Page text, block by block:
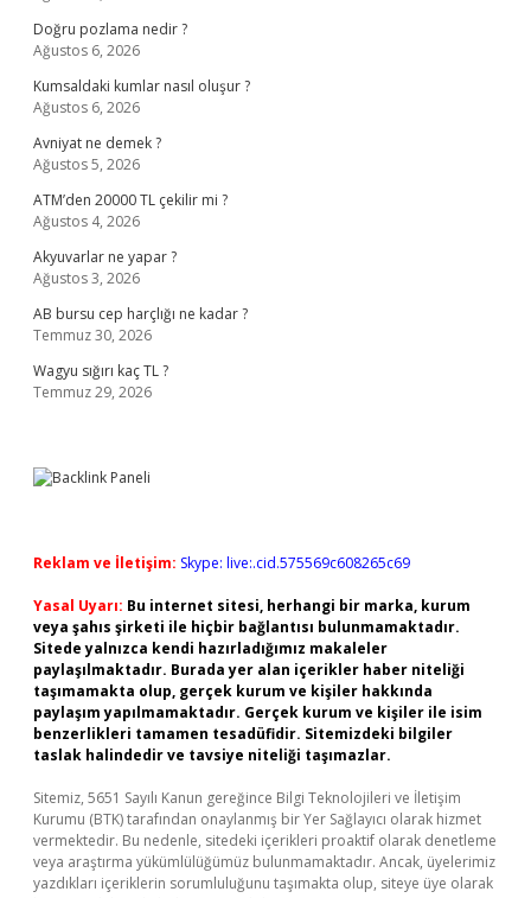
Doğru pozlama nedir ?
Ağustos 6, 2026
Kumsaldaki kumlar nasıl oluşur ?
Ağustos 6, 2026
Avniyat ne demek ?
Ağustos 5, 2026
ATM’den 20000 TL çekilir mi ?
Ağustos 4, 2026
Akyuvarlar ne yapar ?
Ağustos 3, 2026
AB bursu cep harçlığı ne kadar ?
Temmuz 30, 2026
Wagyu sığırı kaç TL ?
Temmuz 29, 2026
Reklam ve İletişim: Skype: live:.cid.575569c608265c69
Yasal Uyarı: Bu internet sitesi, herhangi bir marka, kurum
veya şahıs şirketi ile hiçbir bağlantısı bulunmamaktadır.
Sitede yalnızca kendi hazırladığımız makaleler
paylaşılmaktadır. Burada yer alan içerikler haber niteliği
taşımamakta olup, gerçek kurum ve kişiler hakkında
paylaşım yapılmamaktadır. Gerçek kurum ve kişiler ile isim
benzerlikleri tamamen tesadüfidir. Sitemizdeki bilgiler
taslak halindedir ve tavsiye niteliği taşımazlar.
Sitemiz, 5651 Sayılı Kanun gereğince Bilgi Teknolojileri ve İletişim
Kurumu (BTK) tarafından onaylanmış bir Yer Sağlayıcı olarak hizmet
vermektedir. Bu nedenle, sitedeki içerikleri proaktif olarak denetleme
veya araştırma yükümlülüğümüz bulunmamaktadır. Ancak, üyelerimiz
yazdıkları içeriklerin sorumluluğunu taşımakta olup, siteye üye olarak